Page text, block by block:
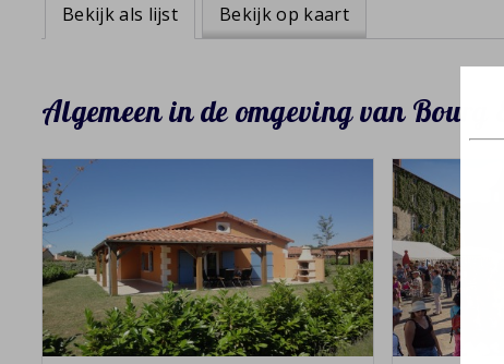
Bekijk als lijst Bekijk op kaart
Algemeen in de omgeving van Bourg